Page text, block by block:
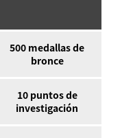
500 medallas de
bronce
10 puntos de
investigación